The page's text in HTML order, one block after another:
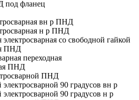
под фланец
вн р ПНД
н р ПНД
со свободной гайкой
ПНД
переходная
ПНД
ПНД
90 градусов вн р
90 градусов н р